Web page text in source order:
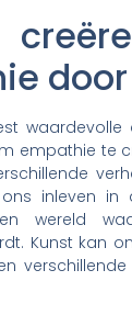
empathie te
inleven in
wereld
Kunst kan